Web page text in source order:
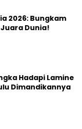
2026: Bungkam
Dunia!
Hadapi Lamine
Dimandikannya